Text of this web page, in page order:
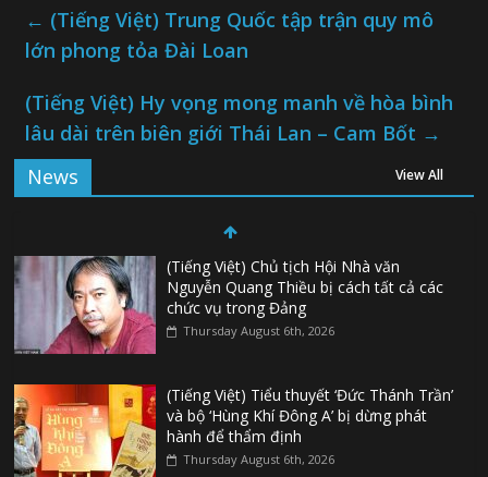
← (Tiếng Việt) Trung Quốc tập trận quy mô
lớn phong tỏa Đài Loan
(Tiếng Việt) Hy vọng mong manh về hòa bình
lâu dài trên biên giới Thái Lan – Cam Bốt →
News
View All
(Tiếng Việt) Chủ tịch Hội Nhà văn
Nguyễn Quang Thiều bị cách tất cả các
chức vụ trong Đảng
Thursday August 6th, 2026
(Tiếng Việt) Tiểu thuyết ‘Đức Thánh Trần’
và bộ ‘Hùng Khí Đông A’ bị dừng phát
hành để thẩm định
Thursday August 6th, 2026